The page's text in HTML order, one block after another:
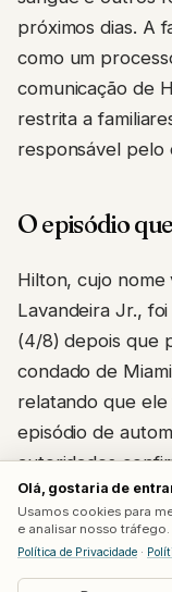
próximos dias. A
como um
comunicação de
restrita a
responsável pelo
O episódio
Hilton, cujo
Lavandeira Jr.,
(4/8) depois que
condado de
relatando que
episódio de
autoridades
conseguiram
encaminhá-la
O TikTok
Olá, gostaria de
Usamos cookies para
e analisar nosso tráfego.
Política de Privacidade ·